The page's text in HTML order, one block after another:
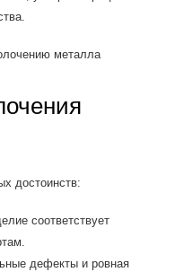
достоинств:
соответствует
дефекты и ровная